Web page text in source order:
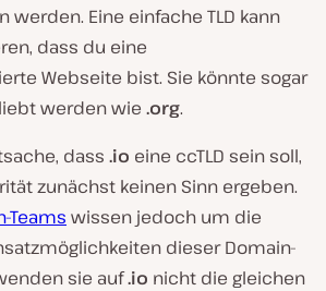
werden. Eine einfache TLD kann
dass du eine
Webseite bist. Sie könnte sogar
werden wie .org.
dass .io eine ccTLD sein soll,
zunächst keinen Sinn ergeben.
Teams wissen jedoch um die
dieser Domain-
sie auf.io nicht die gleichen